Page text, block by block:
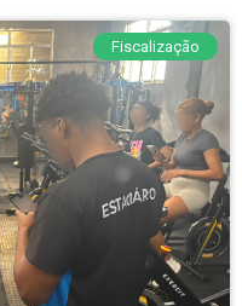
Fiscalização